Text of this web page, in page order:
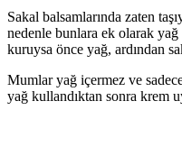
Sakal balsamlarında zaten
nedenle bunlara ek olarak
kuruysa önce yağ, ardından
Mumlar yağ içermez ve
yağ kullandıktan sonra krem